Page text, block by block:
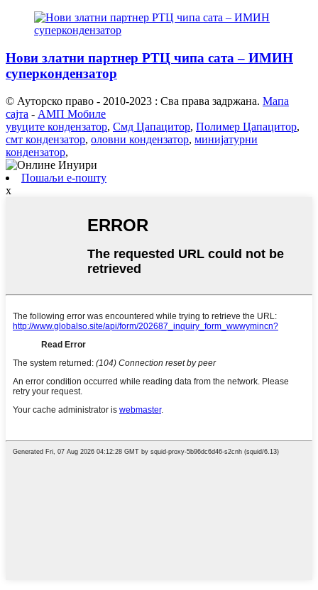
Нови златни партнер РТЦ чипа сата – ИМИН
суперкондензатор
© Ауторско право - 2010-2023 : Сва права задржана. Мапа
сајта - АМП Мобиле
увуците кондензатор, Смд Цапацитор, Полимер Цапацитор,
смт кондензатор, оловни кондензатор, минијатурни
кондензатор,
Пошаљи е-пошту
x